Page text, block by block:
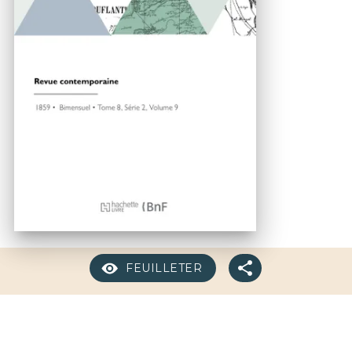
FEUILLETER